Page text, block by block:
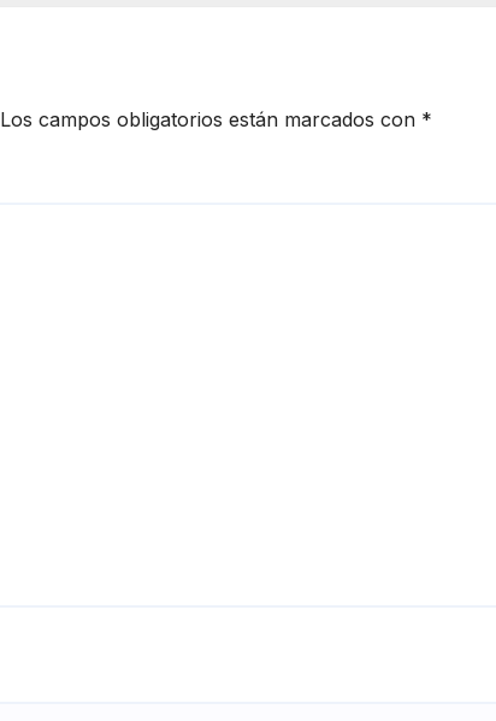
Los campos obligatorios están marcados con *